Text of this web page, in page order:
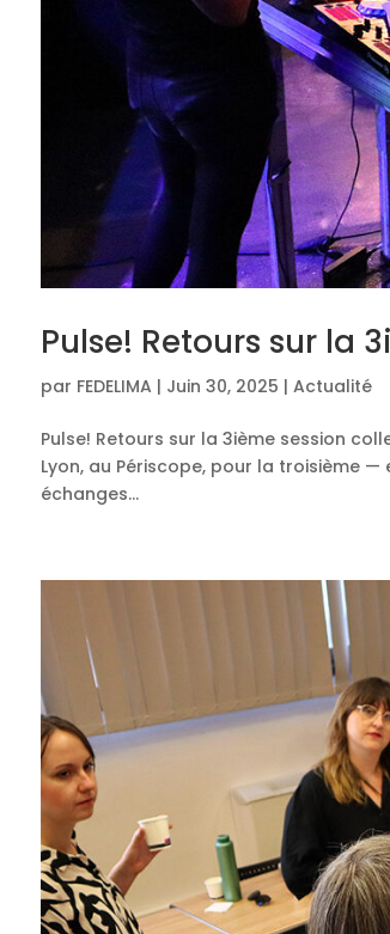
Pulse! Retours sur la
par FEDELIMA | Juin 30, 2025 | Actualité
Pulse! Retours sur la 3ième session
Lyon, au Périscope, pour la troisième
échanges...